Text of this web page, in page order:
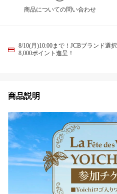
商品についての問い合わせ
8/10(月)10:00まで！JCBブランド選
8,000ポイント進呈！
商品説明